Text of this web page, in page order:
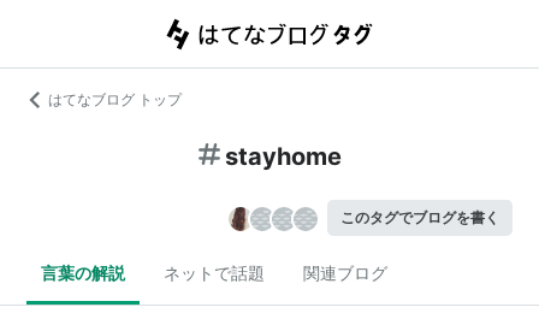
はてなブログ トップ
stayhome
このタグでブログを書く
言葉の解説 ネットで話題 関連ブログ